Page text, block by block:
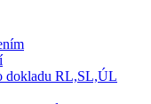
dokladu RL,SL,ÚL